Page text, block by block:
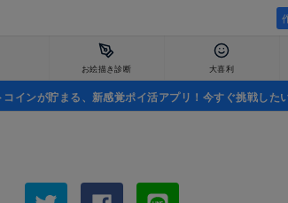
お絵描き診断 大喜利
インが貯まる、新感覚ポイ活アプリ！今すぐ挑戦した